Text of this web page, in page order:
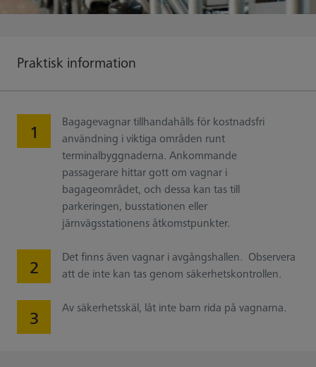
Praktisk information
Bagagevagnar tillhandahålls för kostnadsfri
användning i viktiga områden runt
terminalbyggnaderna. Ankommande
passagerare hittar gott om vagnar i
bagageområdet, och dessa kan tas till
parkeringen, busstationen eller
järnvägsstationens åtkomstpunkter.
Det finns även vagnar i avgångshallen. Observera
att de inte kan tas genom säkerhetskontrollen.
Av säkerhetsskäl, låt inte barn rida på vagnarna.